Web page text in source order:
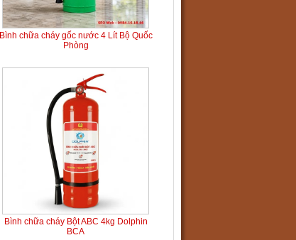
Bình chữa cháy gốc nước 4 Lít Bộ Quốc
Phòng
Bình chữa cháy Bột ABC 4kg Dolphin
BCA